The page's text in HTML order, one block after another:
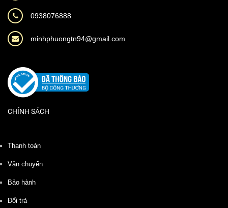
0938076888
minhphuongtn94@gmail.com
CHÍNH SÁCH
Thanh toán
Vận chuyển
Bảo hành
Đổi trả